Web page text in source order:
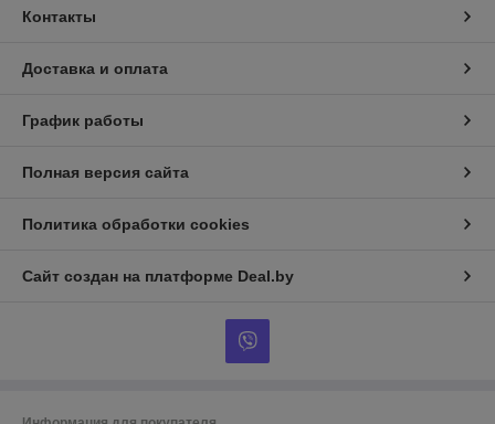
Контакты
Доставка и оплата
График работы
Полная версия сайта
Политика обработки cookies
Сайт создан на платформе Deal.by